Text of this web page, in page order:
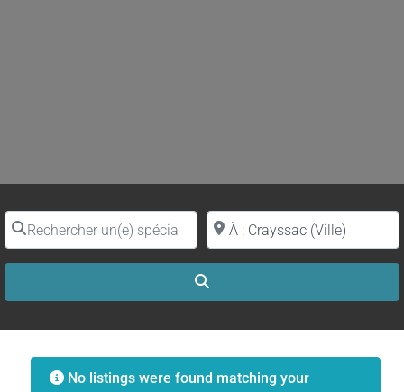
Rechercher un(e) spécialiste par nomProche de (ville ou région)
No listings were found matching your